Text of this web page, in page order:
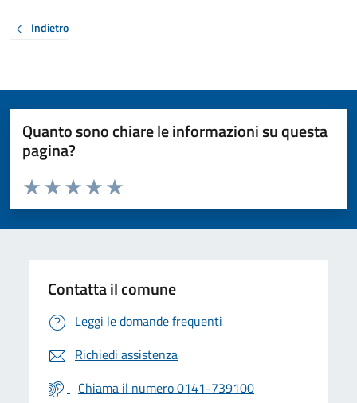
Indietro
Quanto sono chiare le informazioni su questa
pagina?
Valuta da 1 a 5 stelle la pagina
Valuta 5 stelle su 5
Valuta 4 stelle su 5
Valuta 3 stelle su 5
Valuta 2 stelle su 5
Valuta 1 stelle su 5
Contatta il comune
Leggi le domande frequenti
Richiedi assistenza
Chiama il numero 0141-739100